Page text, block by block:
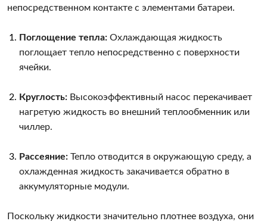
непосредственном контакте с элементами батареи.
Поглощение тепла: Охлаждающая жидкость
поглощает тепло непосредственно с поверхности
ячейки.
Круглость: Высокоэффективный насос перекачивает
нагретую жидкость во внешний теплообменник или
чиллер.
Рассеяние: Тепло отводится в окружающую среду, а
охлажденная жидкость закачивается обратно в
аккумуляторные модули.
Поскольку жидкости значительно плотнее воздуха, они